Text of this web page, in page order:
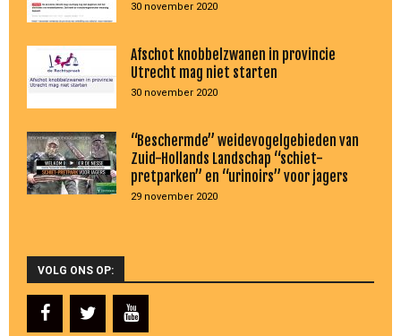
30 november 2020
Afschot knobbelzwanen in provincie
Utrecht mag niet starten
30 november 2020
“Beschermde” weidevogelgebieden van
Zuid-Hollands Landschap “schiet-
pretparken” en “urinoirs” voor jagers
29 november 2020
VOLG ONS OP: